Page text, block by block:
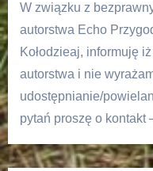
W związku z
autorstwa Echo
Kołodzieaj, informuję
autorstwa i nie
udostępnianie/
pytań proszę o kontakt